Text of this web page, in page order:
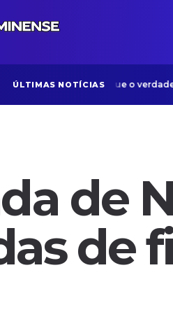
ÚLTIMAS NOTÍCIAS
Tributária: por que o verdadeiro
de
de